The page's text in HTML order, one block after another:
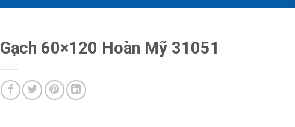
Gạch 60×120 Hoàn Mỹ 31051